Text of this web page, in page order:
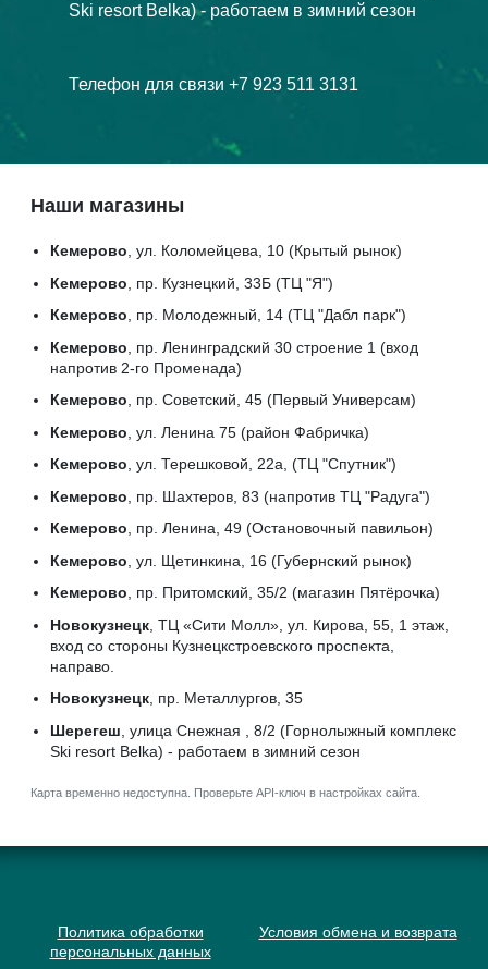
Наши магазины
Кемерово, ул. Коломейцева, 10 (Крытый рынок)
Кемерово , пр. Кузнецкий, 33Б (ТЦ "Я")
Кемерово, пр. Молодежный, 14 (ТЦ "Дабл парк")
Кемерово , пр. Ленинградский 30 строение 1 (вход
напротив 2-го Променада)
Кемерово, пр. Советский, 45 (Первый Универсам)
Кемерово , ул. Ленина 75 (район Фабричка)
Кемерово, ул. Терешковой, 22а, (ТЦ "Спутник")
Кемерово , пр. Шахтеров, 83 (напротив ТЦ "Радуга")
Кемерово, пр. Ленина, 49 (Остановочный павильон)
Кемерово , ул. Щетинкина, 16 (Губернский рынок)
Кемерово, пр. Притомский, 35/2 (магазин Пятёрочка)
Новокузнецк, ТЦ «Сити Молл», ул. Кирова, 55, 1 этаж,
вход со стороны Кузнецкстроевского проспекта,
направо.
Новокузнецк, пр. Металлургов, 35
Шерегеш , улица Снежная , 8/2 (Горнолыжный комплекс
Ski resort Belka) - работаем в зимний сезон
Карта временно недоступна. Проверьте API-ключ в настройках сайта.
Ski resort Belka) - работаем в зимний сезон
Телефон для связи +7 923 511 3131
Политика обработки
персональных данных
Условия обмена и возврата